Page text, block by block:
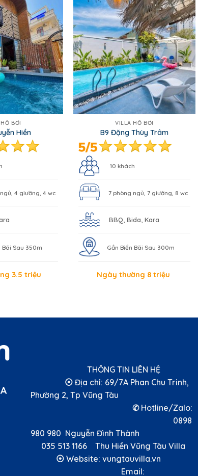
BƠI
Hiền
4 giường, 4 wc
Bãi Sau 350m
3.5 triệu
VILLA HỒ BƠI
B9 Đặng Thùy Trâm
10 khách
7 phòng ngủ, 7 giường, 8 wc
BBQ, Bida, Kara
Gần Biển Bãi Sau 300m
Ngày thường 8 triệu
THÔNG TIN LIÊN HỆ
⦿ Địa chỉ: 69/7A Phan Chu Trinh,
Phường 2, Tp Vũng Tàu
✆ Hotline/Zalo:
0898
980 980 Nguyễn Đình Thành
035 513 1166 Thu Hiền Vũng Tàu Villa
⦿ Website: vungtauvilla.vn
Email: